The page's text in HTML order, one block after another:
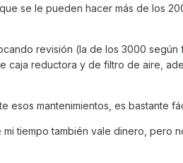
se le pueden hacer más de los
revisión (la de los 3000 según
caja reductora y de filtro de aire,
esos mantenimientos, es bastante
tiempo también vale dinero, pero